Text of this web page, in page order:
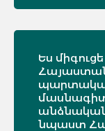
Ես
անձնական
նպաստ